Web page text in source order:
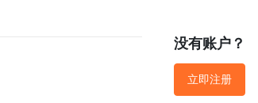
没有账户？
立即注册